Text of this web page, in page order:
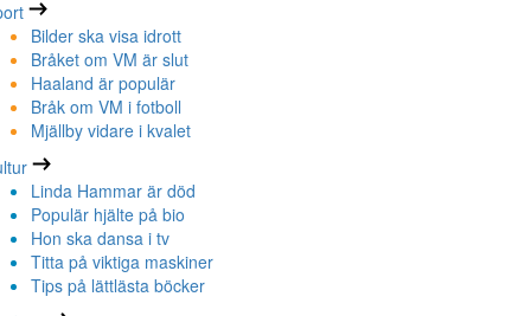
Bilder ska visa idrott
Bråket om VM är slut
Haaland är populär
Bråk om VM i fotboll
Mjällby vidare i kvalet
Linda Hammar är död
Populär hjälte på bio
Hon ska dansa i tv
Titta på viktiga maskiner
Tips på lättlästa böcker